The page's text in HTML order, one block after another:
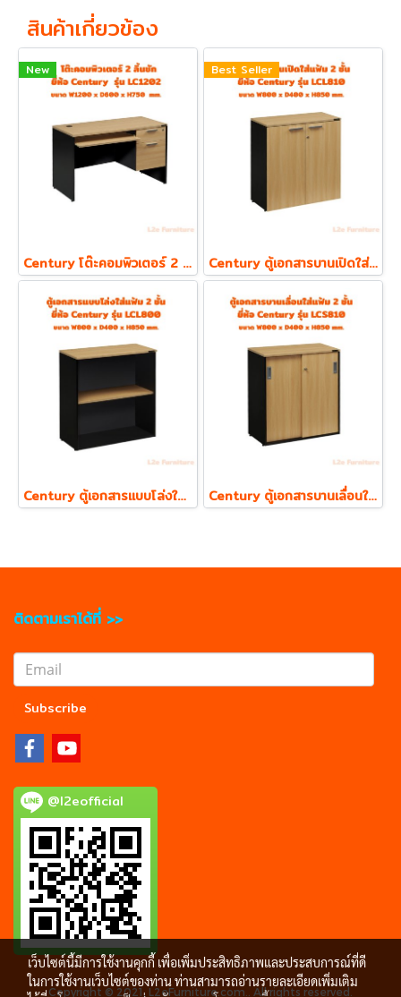
สินค้าเกี่ยวข้อง
New
Century โต๊ะคอมพิวเตอร์ 2 ลิ้นชัก พร้อมถาดคีย์บอร์ด รุ่น LC1202
Best Seller
Century ตู้เอกสารบานเปิดใส่แฟ้ม ตั้ง 2 ชั้น รุ่น LCL810 ความหนา Top 19 mm.
Century ตู้เอกสารแบบโล่งใส่แฟ้ม ตั้ง 2 ชั้น รุ่น LCL800 ความหนา Top 19 mm. Century ตู้เอกสารบานเลื่อนใส่แฟ้ม ตั้ง 2 ชั้น รุ่น LCS810 ความหนา Top 19 mm.
ติดตามเราได้ที่ >>
Subscribe
@l2eofficial
Copyright © 2021, L2eFurniture.com.. All rights reserved.
เว็บไซต์นี้มีการใช้งานคุกกี้ เพื่อเพิ่มประสิทธิภาพและประสบการณ์ที่ดี
ในการใช้งานเว็บไซต์ของท่าน ท่านสามารถอ่านรายละเอียดเพิ่มเติม